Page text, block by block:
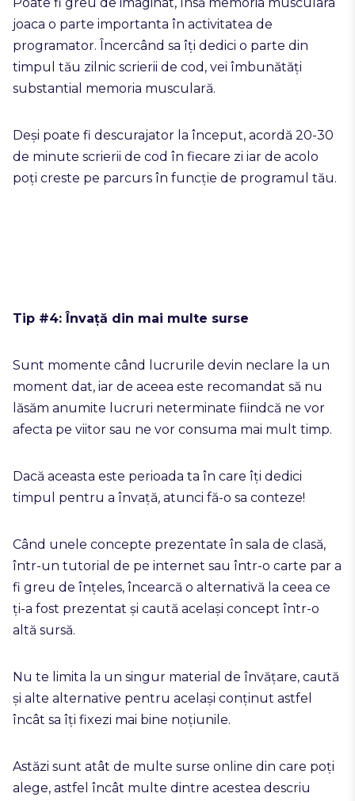
joaca o parte importanta în activitatea de
programator. Încercând sa îți dedici o parte din
timpul tău zilnic scrierii de cod, vei îmbunătăți
substantial memoria musculară.
Deși poate fi descurajator la început, acordă 20-30
de minute scrierii de cod în fiecare zi iar de acolo
poți creste pe parcurs în funcție de programul tău.
Tip #4: Învață din mai multe surse
Sunt momente când lucrurile devin neclare la un
moment dat, iar de aceea este recomandat să nu
lăsăm anumite lucruri neterminate fiindcă ne vor
afecta pe viitor sau ne vor consuma mai mult timp.
Dacă aceasta este perioada ta în care îți dedici
timpul pentru a învață, atunci fă-o sa conteze!
Când unele concepte prezentate în sala de clasă,
într-un tutorial de pe internet sau într-o carte par a
fi greu de înțeles, încearcă o alternativă la ceea ce
ți-a fost prezentat și caută același concept într-o
altă sursă.
Nu te limita la un singur material de învățare, caută
și alte alternative pentru același conținut astfel
încât sa îți fixezi mai bine noțiunile.
Astăzi sunt atât de multe surse online din care poți
alege, astfel încât multe dintre acestea descriu